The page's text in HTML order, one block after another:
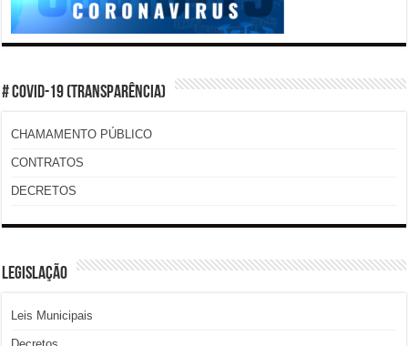
# COVID-19 (TRANSPARÊNCIA)
CHAMAMENTO PÚBLICO
CONTRATOS
DECRETOS
LEGISLAÇÃO
Leis Municipais